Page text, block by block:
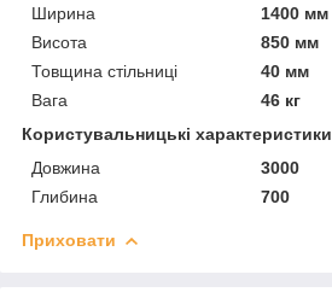
Ширина
1400 мм
Висота
850 мм
Товщина стільниці
40 мм
Вага
46 кг
Користувальницькі характеристики
Довжина
3000
Глибина
700
Приховати